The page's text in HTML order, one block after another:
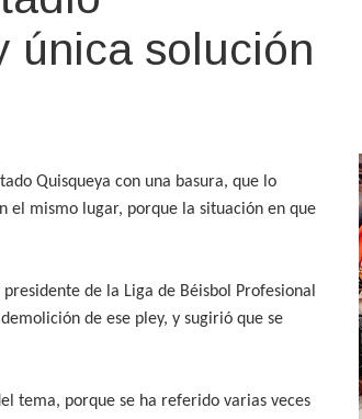
única solución
Quisqueya con una basura, que lo
el mismo lugar, porque la situación en que
de la Liga de Béisbol Profesional
de ese pley, y sugirió que se
tema, porque se ha referido varias veces